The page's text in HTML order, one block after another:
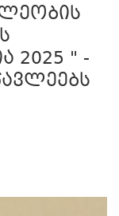
2025 " -